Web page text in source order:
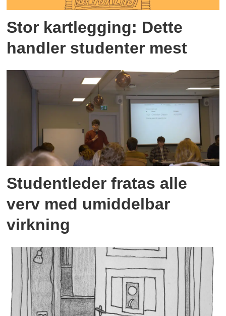
Stor kartlegging: Dette
handler studenter mest
Studentleder fratas alle
verv med umiddelbar
virkning